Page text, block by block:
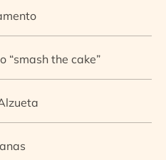
“smash the cake”